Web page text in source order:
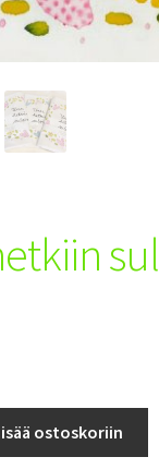
ostoskoriin